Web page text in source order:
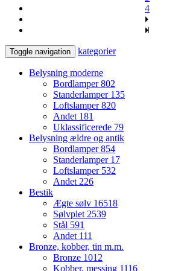
4
Toggle navigation kategorier
Belysning moderne
Bordlamper802
Standerlamper 135
Loftslamper820
Andet 181
Uklassificerede 79
Belysning ældre og antik
Bordlamper854
Standerlamper 17
Loftslamper 532
Andet 226
Bestik
Ægte sølv 16518
Sølvplet 2539
Stål 591
Andet 111
Bronze, kobber, tin m.m.
Bronze 1012
Kobber, messing 1116